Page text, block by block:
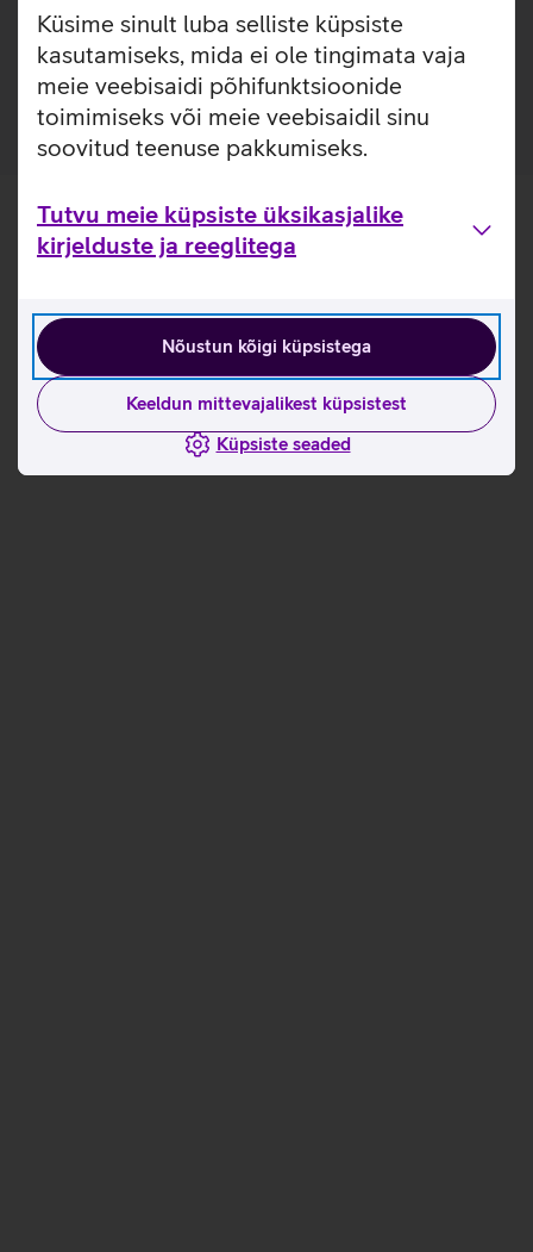
Küsime sinult luba selliste küpsiste
kasutamiseks, mida ei ole tingimata vaja
meie veebisaidi põhifunktsioonide
toimimiseks või meie veebisaidil sinu
soovitud teenuse pakkumiseks.
Tutvu meie küpsiste üksikasjalike
kirjelduste ja reeglitega
Nõustun kõigi küpsistega
Keeldun mittevajalikest küpsistest
Küpsiste seaded
tahvelarvutitele. Tänu laiale 100–240 V sisendpingele saab
laadijat kasutada mugavalt ka reisil, pakkudes stabiilset
toidet igas olukorras.